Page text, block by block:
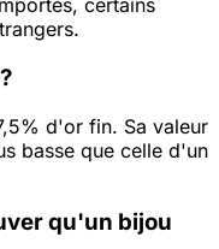
certains
d'or fin. Sa valeur
basse que celle d'un
qu'un bijou